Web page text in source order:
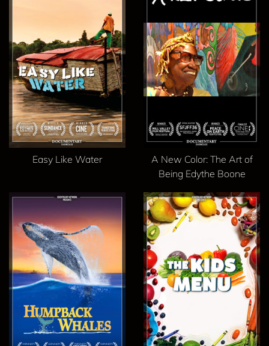
Easy Like Water
A New Color: The Art of
Being Edythe Boone